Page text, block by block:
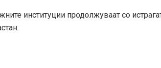
институции продолжуваат со